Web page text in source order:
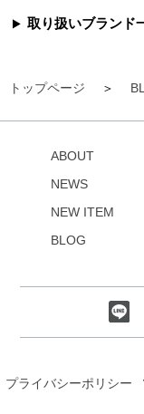
トップページ
取り扱いブランド
ABOUT
NEWS
NEW ITEM
BLOG
プライバシーポリシー